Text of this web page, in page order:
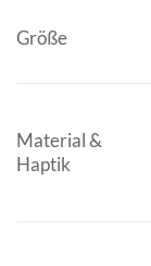
Größe
Material &
Haptik